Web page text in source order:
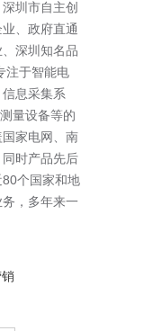
圳市自主创
、政府直通
深圳知名品
注于智能电
息采集系
量设备等的
家电网、南
时产品先后
个国家和地
，多年来一